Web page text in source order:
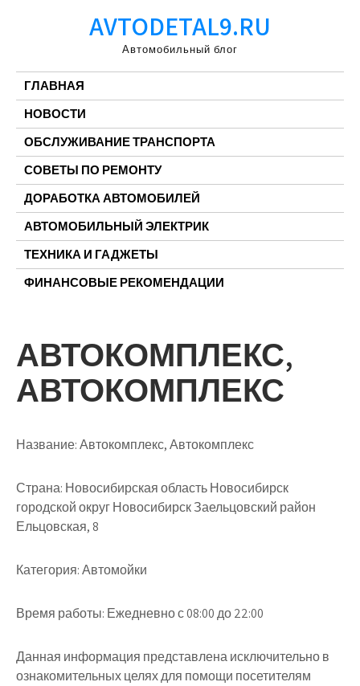
AVTODETAL9.RU
Автомобильный блог
ГЛАВНАЯ
НОВОСТИ
ОБСЛУЖИВАНИЕ ТРАНСПОРТА
СОВЕТЫ ПО РЕМОНТУ
ДОРАБОТКА АВТОМОБИЛЕЙ
АВТОМОБИЛЬНЫЙ ЭЛЕКТРИК
ТЕХНИКА И ГАДЖЕТЫ
ФИНАНСОВЫЕ РЕКОМЕНДАЦИИ
АВТОКОМПЛЕКС,
АВТОКОМПЛЕКС
Название:Автокомплекс, Автокомплекс
Страна: Новосибирская область Новосибирск
городской округ Новосибирск Заельцовский район
Ельцовская, 8
Категория:Автомойки
Время работы: Ежедневно с 08:00 до 22:00
Данная информация представлена исключительно в
ознакомительных целях для помощи посетителям